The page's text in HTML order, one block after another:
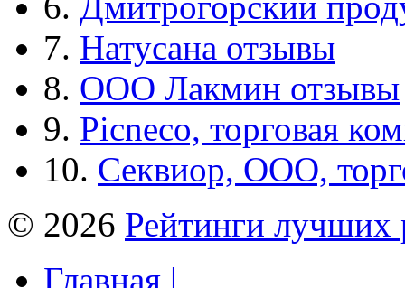
7. Натусана отзывы
8. ООО Лакмин отзывы
9. Picneco, торговая
10. Секвиор, ООО,
© 2026 Рейтинги лучших
Главная |